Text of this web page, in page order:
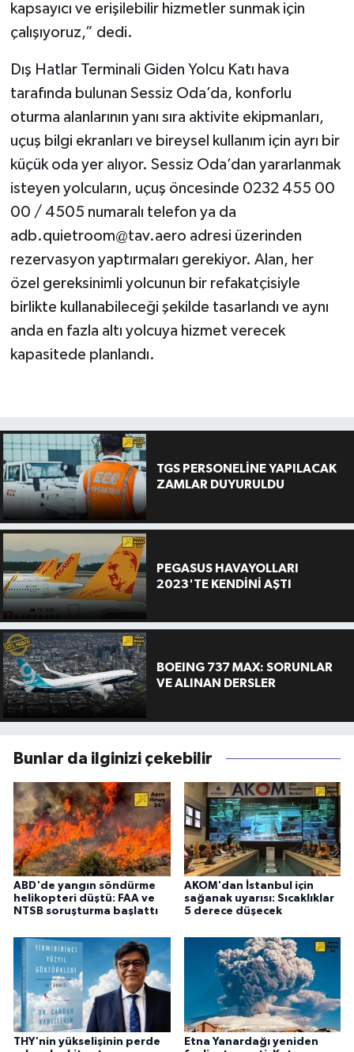
kapsayıcı ve erişilebilir hizmetler sunmak için
çalışıyoruz,” dedi.
Dış Hatlar Terminali Giden Yolcu Katı hava
tarafında bulunan Sessiz Oda’da, konforlu
oturma alanlarının yanı sıra aktivite ekipmanları,
uçuş bilgi ekranları ve bireysel kullanım için ayrı bir
küçük oda yer alıyor. Sessiz Oda’dan yararlanmak
isteyen yolcuların, uçuş öncesinde 0232 455 00
00 / 4505 numaralı telefon ya da
adb.quietroom@tav.aero adresi üzerinden
rezervasyon yaptırmaları gerekiyor. Alan, her
özel gereksinimli yolcunun bir refakatçisiyle
birlikte kullanabileceği şekilde tasarlandı ve aynı
anda en fazla altı yolcuya hizmet verecek
kapasitede planlandı.
TGS PERSONELİNE YAPILACAK
ZAMLAR DUYURULDU
PEGASUS HAVAYOLLARI
2023'TE KENDİNİ AŞTI
BOEING 737 MAX: SORUNLAR
VE ALINAN DERSLER
Bunlar da ilginizi çekebilir
ABD'de yangın söndürme
helikopteri düştü: FAA ve
NTSB soruşturma başlattı
AKOM'dan İstanbul için
sağanak uyarısı: Sıcaklıklar
5 derece düşecek
THY'nin yükselişinin perde
Etna Yanardağı yeniden